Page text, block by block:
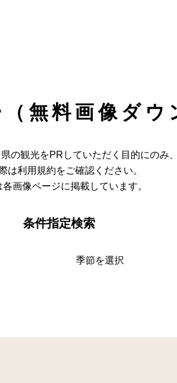
無料画像ダウ
の観光をPRしていただく目的にのみ
は利用規約をご確認ください。
画像ページに掲載しています。
条件指定検索
季節を選択